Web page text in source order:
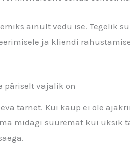
ainult vedu ise. Tegelik
ja kliendi
päriselt vajalik on
tarnet. Kui kaup ei ole
midagi suuremat kui üksik